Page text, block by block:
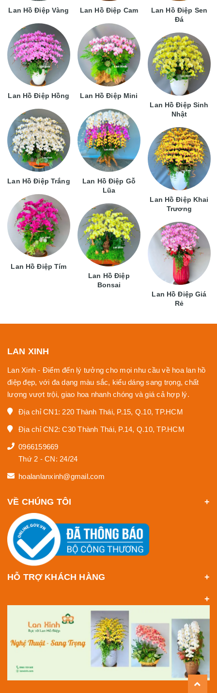
Lan Hồ Điệp Vàng
Lan Hồ Điệp Hồng
Lan Hồ Điệp Trắng
Lan Hồ Điệp Tím
Lan Hồ Điệp Cam
Lan Hồ Điệp Mini
Lan Hồ Điệp Gỗ
Lũa
Lan Hồ Điệp
Bonsai
Lan Hồ Điệp Sen
Đá
Lan Hồ Điệp Sinh
Nhật
Lan Hồ Điệp Khai
Trương
Lan Hồ Điệp Giá
Rẻ
LAN XINH
Lan Xinh - Điểm đến lý tưởng cho mọi nhu cầu về hoa lan hồ
điệp đẹp, với đa dạng màu sắc, kiểu dáng sang trọng, chất
lượng vượt trội, giao hoa nhanh chóng và giá cả hợp lý.
Địa chỉ CN1: 220 Thành Thái, P.15, Q.10, TP.HCM
Địa chỉ CN2: C30 Thành Thái, P.14, Q.10, TP.HCM
0966159669
Thứ 2 - CN: 24/24
hoalanlanxinh@gmail.com
VỀ CHÚNG TÔI
HỖ TRỢ KHÁCH HÀNG